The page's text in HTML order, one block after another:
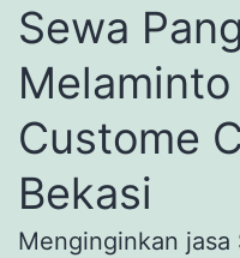
Sewa
Custome
Bekasi
Menginginkan jasa